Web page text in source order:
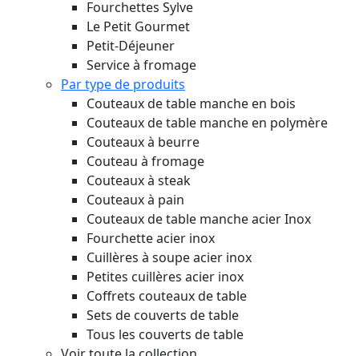
Fourchettes Sylve
Le Petit Gourmet
Petit-Déjeuner
Service à fromage
Par type de produits
Couteaux de table manche en bois
Couteaux de table manche en polymère
Couteaux à beurre
Couteau à fromage
Couteaux à steak
Couteaux à pain
Couteaux de table manche acier Inox
Fourchette acier inox
Cuillères à soupe acier inox
Petites cuillères acier inox
Coffrets couteaux de table
Sets de couverts de table
Tous les couverts de table